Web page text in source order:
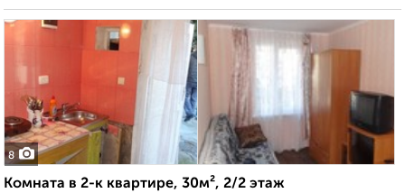
8
Комната в 2-к квартире, 30м², 2/2 этаж